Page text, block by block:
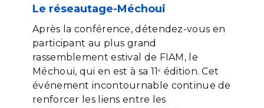
Le réseautage-Méchoui
Après la conférence, détendez-vous en
participant au plus grand
rassemblement estival de FIAM, le
Méchoui, qui en est à sa 11e édition. Cet
événement incontournable continue de
renforcer les liens entre les